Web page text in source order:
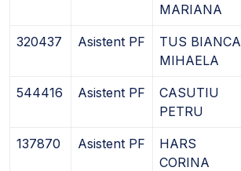
MARIANA
320437 Asistent PF
TUS BIANCA
MIHAELA
544416 Asistent PF
CASUTIU
PETRU
137870 Asistent PF
HARS
CORINA